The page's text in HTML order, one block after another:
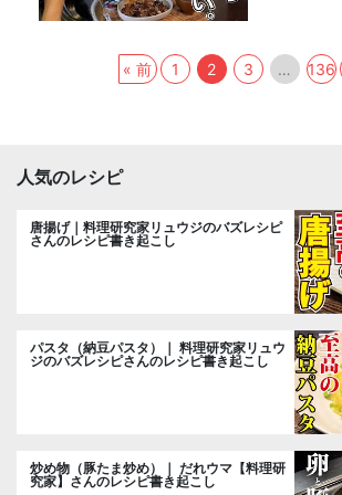
« 前 1 2 3 … 136
人気のレシピ
唐揚げ｜料理研究家リュウジのバズレシピ
さんのレシピ書き起こし
パスタ（納豆パスタ）｜ 料理研究家リュウ
ジのバズレシピさんのレシピ書き起こし
炒め物（豚たま炒め）｜ だれウマ【料理研
究家】さんのレシピ書き起こし